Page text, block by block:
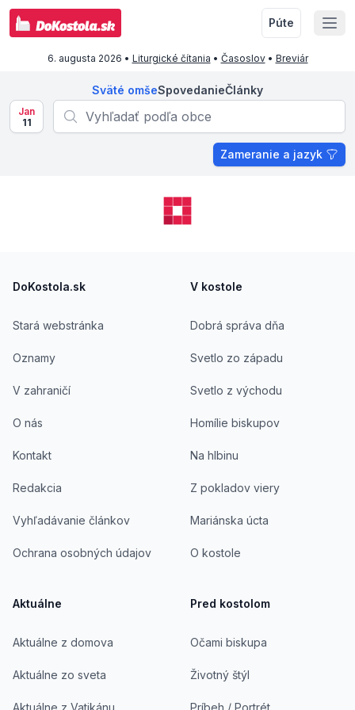
Púte
6. augusta 2026 • Liturgické čítania • Časoslov• Breviár
Sväté omšeSpovedanieČlánky
Jan
11
Zameranie a jazyk
DoKostola.sk
Stará webstránka
Oznamy
V zahraničí
O nás
Kontakt
Redakcia
Vyhľadávanie článkov
Ochrana osobných údajov
Aktuálne
Aktuálne z domova
Aktuálne zo sveta
Aktuálne z Vatikánu
V kostole
Dobrá správa dňa
Svetlo zo západu
Svetlo z východu
Homílie biskupov
Na hlbinu
Z pokladov viery
Mariánska úcta
O kostole
Pred kostolom
Očami biskupa
Životný štýl
Príbeh / Portrét